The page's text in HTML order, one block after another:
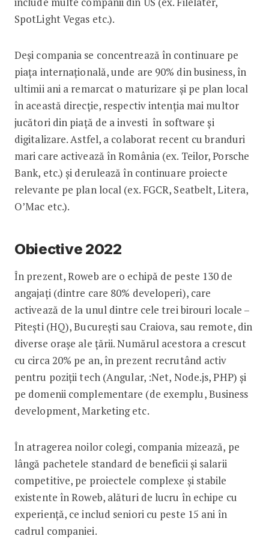
SpotLight Vegas etc.).
Deși compania se concentrează în continuare pe
piața internațională, unde are 90% din business, în
ultimii ani a remarcat o maturizare și pe plan local
în această direcție, respectiv intenția mai multor
jucători din piață de a investi în software și
digitalizare. Astfel, a colaborat recent cu branduri
mari care activează în România (ex. Teilor, Porsche
Bank, etc.) și derulează în continuare proiecte
relevante pe plan local (ex. FGCR, Seatbelt, Litera,
O’Mac etc.).
Obiective 2022
În prezent, Roweb are o echipă de peste 130 de
angajați (dintre care 80% developeri), care
activează de la unul dintre cele trei birouri locale –
Pitești (HQ), București sau Craiova, sau remote, din
diverse orașe ale țării. Numărul acestora a crescut
cu circa 20% pe an, în prezent recrutând activ
pentru poziții tech (Angular, :Net, Node.js, PHP) și
pe domenii complementare (de exemplu, Business
development, Marketing etc.
În atragerea noilor colegi, compania mizează, pe
lângă pachetele standard de beneficii și salarii
competitive, pe proiectele complexe și stabile
existente în Roweb, alături de lucru în echipe cu
experiență, ce includ seniori cu peste 15 ani în
cadrul companiei.